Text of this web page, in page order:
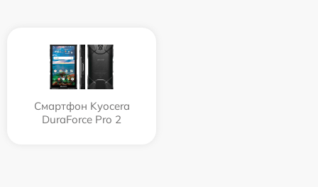
Смартфон Kyocera
DuraForce Pro 2